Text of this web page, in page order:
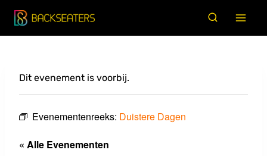
Doorgaan
naar
Dit evenement is voorbij.
Evenementenreeks: Duistere Dagen
« Alle Evenementen